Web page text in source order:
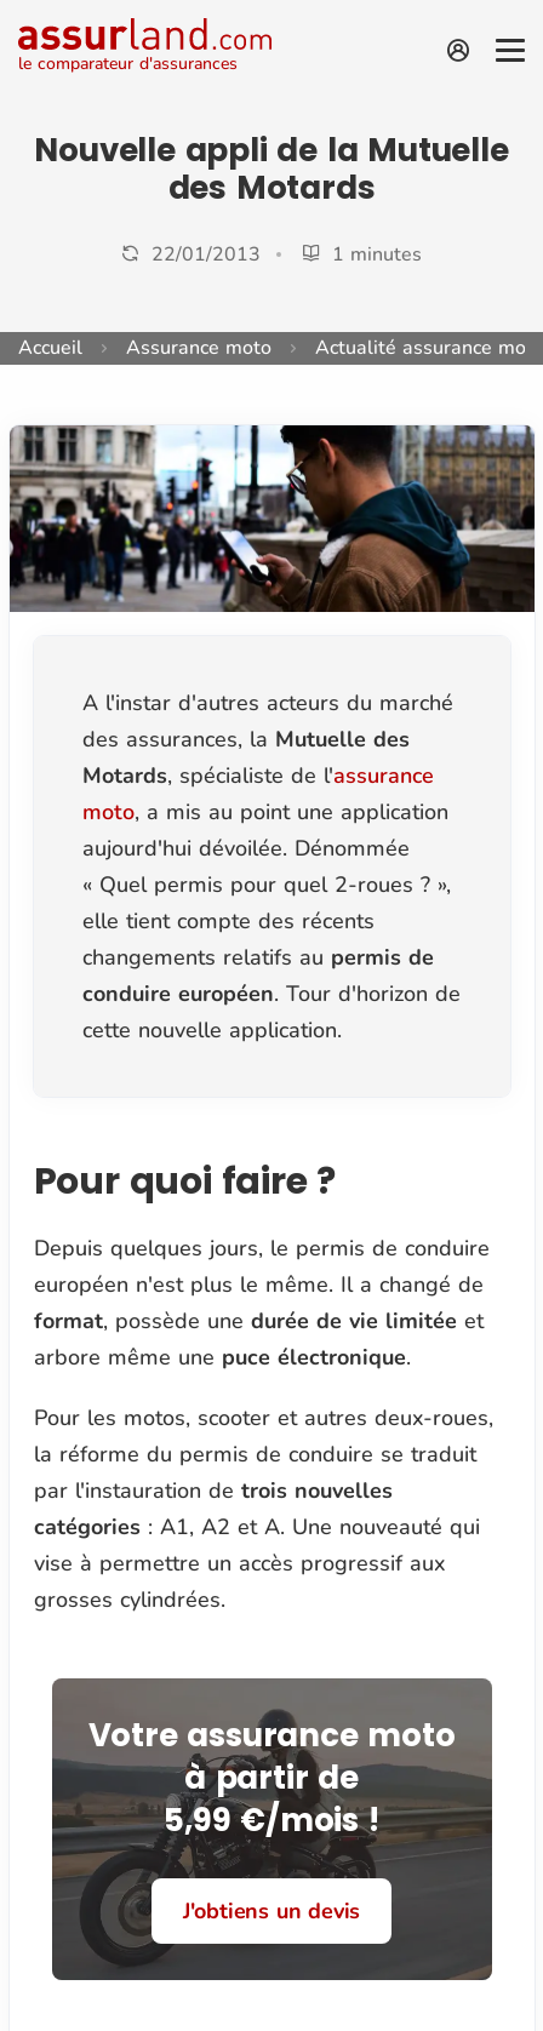
le comparateur d'assurances
Nouvelle appli de la Mutuelle
des Motards
22/01/2013 1 minutes
Accueil Assurance moto Actualité assurance moto
A l'instar d'autres acteurs du marché
des assurances, la Mutuelle des
Motards, spécialiste de l'assurance
moto, a mis au point une application
aujourd'hui dévoilée. Dénommée
« Quel permis pour quel 2-roues ? »,
elle tient compte des récents
changements relatifs au permis de
conduire européen. Tour d'horizon de
cette nouvelle application.
Pour quoi faire ?
Depuis quelques jours, le permis de conduire
européen n'est plus le même. Il a changé de
format, possède une durée de vie limitée et
arbore même une puce électronique.
Pour les motos, scooter et autres deux-roues,
la réforme du permis de conduire se traduit
par l'instauration de trois nouvelles
catégories: A1, A2 et A. Une nouveauté qui
vise à permettre un accès progressif aux
grosses cylindrées.
Votre assurance moto
à partir de
5,99 €/mois !
J'obtiens un devis